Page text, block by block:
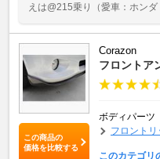
えは@215乗り
（愛車：ホンダ
この商品の
価格を比較する
Corazon
フロントア
ボディパーツ
フロント
このカテゴリ